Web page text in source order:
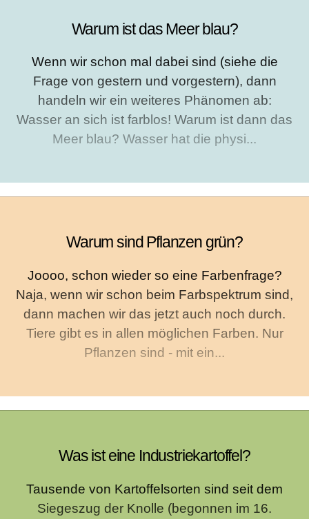
Warum ist das Meer blau?
Wenn wir schon mal dabei sind (siehe die
Frage von gestern und vorgestern), dann
handeln wir ein weiteres Phänomen ab:
Wasser an sich ist farblos! Warum ist dann das
Meer blau? Wasser hat die physi...
Warum sind Pflanzen grün?
Joooo, schon wieder so eine Farbenfrage?
Naja, wenn wir schon beim Farbspektrum sind,
dann machen wir das jetzt auch noch durch.
Tiere gibt es in allen möglichen Farben. Nur
Pflanzen sind - mit ein...
Was ist eine Industriekartoffel?
Tausende von Kartoffelsorten sind seit dem
Siegeszug der Knolle (begonnen im 16.